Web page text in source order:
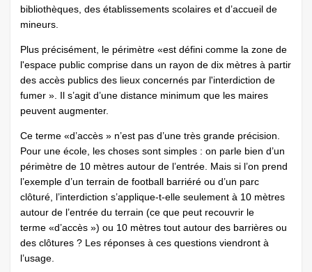
bibliothèques, des établissements scolaires et d’accueil de
mineurs.
Plus précisément, le périmètre «est défini comme la zone de
l'espace public comprise dans un rayon de dix mètres à partir
des accès publics des lieux concernés par l'interdiction de
fumer ». Il s’agit d’une distance minimum que les maires
peuvent augmenter.
Ce terme «d’accès » n’est pas d’une très grande précision.
Pour une école, les choses sont simples : on parle bien d’un
périmètre de 10 mètres autour de l’entrée. Mais si l’on prend
l’exemple d’un terrain de football barriéré ou d’un parc
clôturé, l’interdiction s’applique-t-elle seulement à 10 mètres
autour de l’entrée du terrain (ce que peut recouvrir le
terme «d’accès ») ou 10 mètres tout autour des barrières ou
des clôtures ? Les réponses à ces questions viendront à
l’usage.